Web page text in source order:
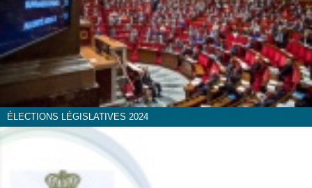
ÉLECTIONS LÉGISLATIVES 2024